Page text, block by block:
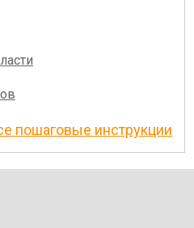
пошаговые инструкции